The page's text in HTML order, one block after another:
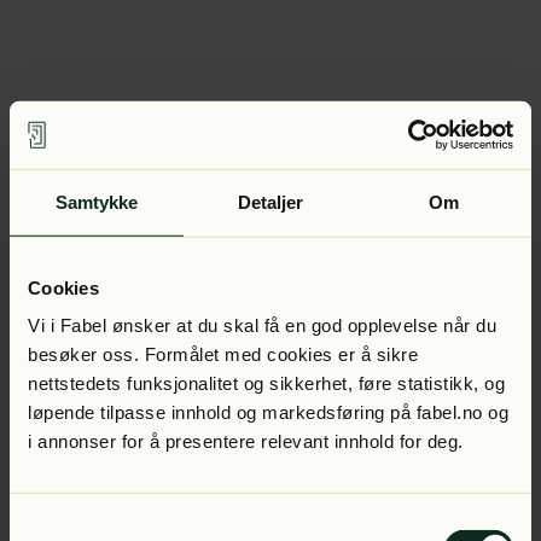
Samtykke Detaljer Om
Cookies
Vi i Fabel ønsker at du skal få en god opplevelse når du
besøker oss. Formålet med cookies er å sikre
nettstedets funksjonalitet og sikkerhet, føre statistikk, og
løpende tilpasse innhold og markedsføring på fabel.no og
i annonser for å presentere relevant innhold for deg.